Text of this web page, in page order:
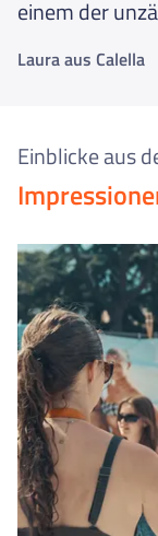
einem der
Laura aus Calella
Einblicke aus